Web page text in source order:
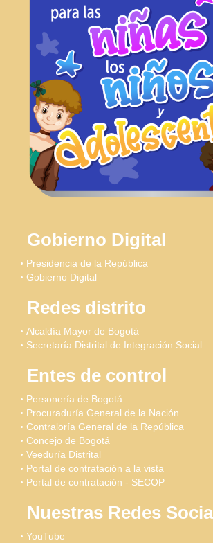
Gobierno Digital
Presidencia de la República
Gobierno Digital
Redes distrito
Alcaldía Mayor de Bogotá
Secretaría Distrital de Integración Social
Entes de control
Personería de Bogotá
Procuraduría General de la Nación
Contraloría General de la República
Concejo de Bogotá
Veeduría Distrital
Portal de contratación a la vista
Portal de contratación - SECOP
Nuestras Redes
YouTube